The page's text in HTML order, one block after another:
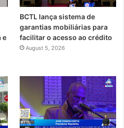
e
BCTL lança sistema de
garantias mobiliárias para
facilitar o acesso ao crédito
August 5, 2026